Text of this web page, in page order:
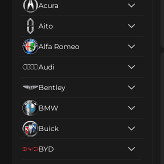
Acura
Aito
Alfa Romeo
Audi
Bentley
BMW
Buick
BYD